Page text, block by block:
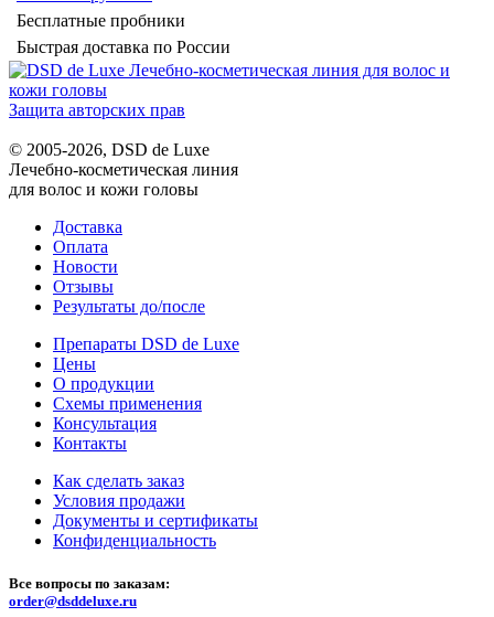
Бесплатные пробники
Быстрая доставка по России
Защита авторских прав
© 2005-2026, DSD de Luxe
Лечебно-косметическая линия
для волос и кожи головы
Доставка
Оплата
Новости
Отзывы
Результаты до/после
Препараты DSD de Luxe
Цены
О продукции
Схемы применения
Консультация
Контакты
Как сделать заказ
Условия продажи
Документы и сертификаты
Конфиденциальность
Все вопросы по заказам:
order@dsddeluxe.ru